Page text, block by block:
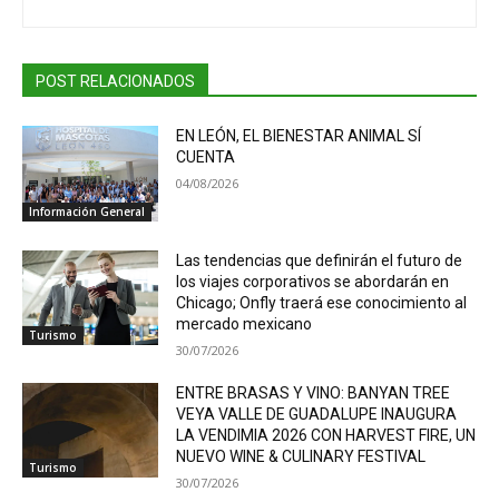
POST RELACIONADOS
Información General
EN LEÓN, EL BIENESTAR ANIMAL SÍ
CUENTA
04/08/2026
Turismo
Las tendencias que definirán el futuro de
los viajes corporativos se abordarán en
Chicago; Onfly traerá ese conocimiento al
mercado mexicano
30/07/2026
Turismo
ENTRE BRASAS Y VINO: BANYAN TREE
VEYA VALLE DE GUADALUPE INAUGURA
LA VENDIMIA 2026 CON HARVEST FIRE, UN
NUEVO WINE & CULINARY FESTIVAL
30/07/2026